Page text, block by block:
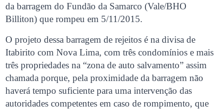
da barragem do Fundão da Samarco (Vale/BHO
Billiton) que rompeu em 5/11/2015.
O projeto dessa barragem de rejeitos é na divisa de
Itabirito com Nova Lima, com três condomínios e mais
três propriedades na “zona de auto salvamento” assim
chamada porque, pela proximidade da barragem não
haverá tempo suficiente para uma intervenção das
autoridades competentes em caso de rompimento, que